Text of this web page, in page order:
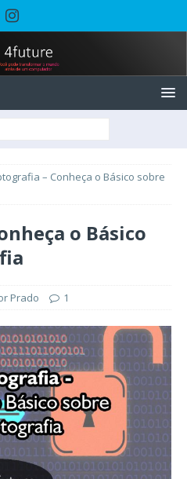
– Conheça o Básico sobre
o Básico
Prado 1